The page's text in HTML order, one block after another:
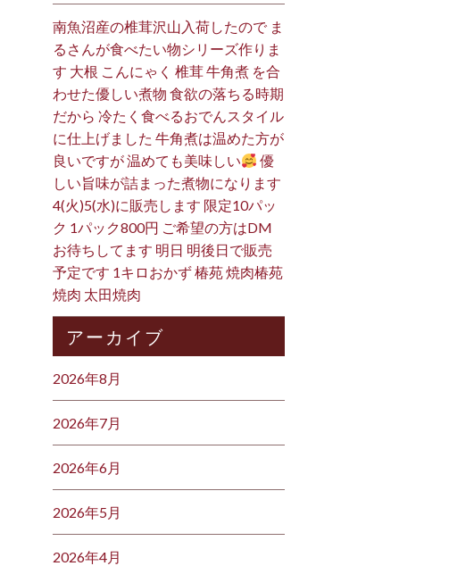
南魚沼産の椎茸沢山入荷したので ま
るさんが食べたい物シリーズ作りま
す 大根 こんにゃく 椎茸 牛角煮 を合
わせた優しい煮物 食欲の落ちる時期
だから 冷たく食べるおでんスタイル
に仕上げました 牛角煮は温めた方が
良いですが 温めても美味しい
優
しい旨味が詰まった煮物になります
4(火)5(水)に販売します 限定10パッ
ク 1パック800円 ご希望の方はDM
お待ちしてます 明日 明後日で販売
予定です 1キロおかず 椿苑 焼肉椿苑
焼肉 太田焼肉
アーカイブ
2026年8月
2026年7月
2026年6月
2026年5月
2026年4月